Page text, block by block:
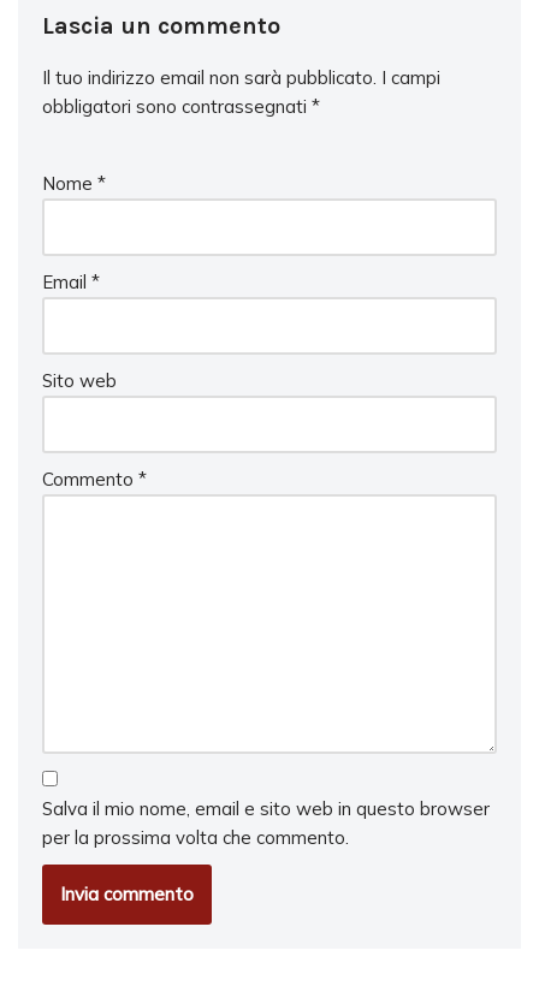
Lascia un commento
Il tuo indirizzo email non sarà pubblicato. I campi
obbligatori sono contrassegnati *
Nome *
Email *
Sito web
Commento *
Salva il mio nome, email e sito web in questo browser
per la prossima volta che commento.